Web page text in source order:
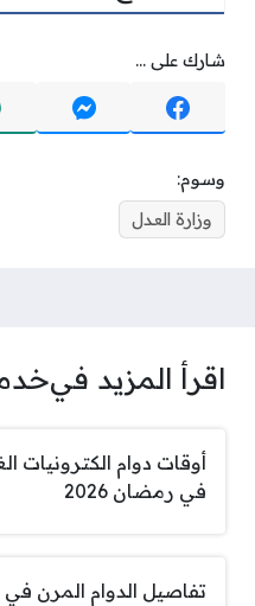
شارك على ...
وسوم:
وزارة العدل
اقرأ المزيد في
أوقات دوام الكترونيات
في رمضان 2026
تفاصيل الدوام المرن في